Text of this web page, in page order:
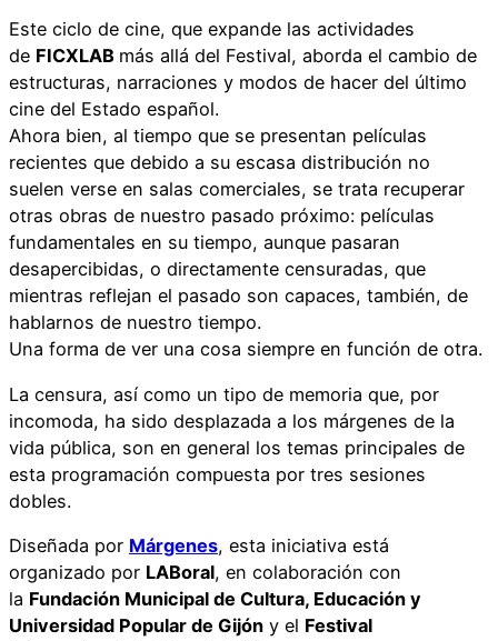
Este ciclo de cine, que expande las actividades
de FICXLAB más allá del Festival, aborda el cambio de
estructuras, narraciones y modos de hacer del último
cine del Estado español.
Ahora bien, al tiempo que se presentan películas
recientes que debido a su escasa distribución no
suelen verse en salas comerciales, se trata recuperar
otras obras de nuestro pasado próximo: películas
fundamentales en su tiempo, aunque pasaran
desapercibidas, o directamente censuradas, que
mientras reflejan el pasado son capaces, también, de
hablarnos de nuestro tiempo.
Una forma de ver una cosa siempre en función de otra.
La censura, así como un tipo de memoria que, por
incomoda, ha sido desplazada a los márgenes de la
vida pública, son en general los temas principales de
esta programación compuesta por tres sesiones
dobles.
Diseñada por Márgenes, esta iniciativa está
organizado por LABoral, en colaboración con
la Fundación Municipal de Cultura, Educación y
Universidad Popular de Gijón y el Festival